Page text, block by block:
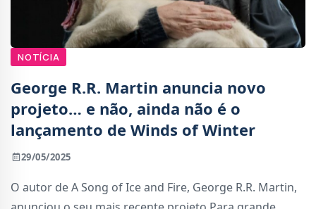
NOTÍCIA
George R.R. Martin anuncia novo
projeto… e não, ainda não é o
lançamento de Winds of Winter
29/05/2025
O autor de A Song of Ice and Fire, George R.R. Martin,